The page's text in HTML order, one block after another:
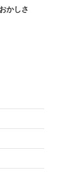
かしさ